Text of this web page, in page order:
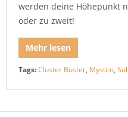
werden deine Höhepunkt
oder zu zweit!
Mehr lesen
Tags:Cluster Buster, Mystim,